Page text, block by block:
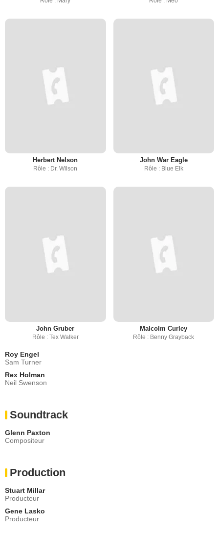
Herbert Nelson
Rôle : Dr. Wilson
John War Eagle
Rôle : Blue Elk
John Gruber
Rôle : Tex Walker
Malcolm Curley
Rôle : Benny Grayback
Roy Engel
Sam Turner
Rex Holman
Neil Swenson
Soundtrack
Glenn Paxton
Compositeur
Production
Stuart Millar
Producteur
Gene Lasko
Producteur